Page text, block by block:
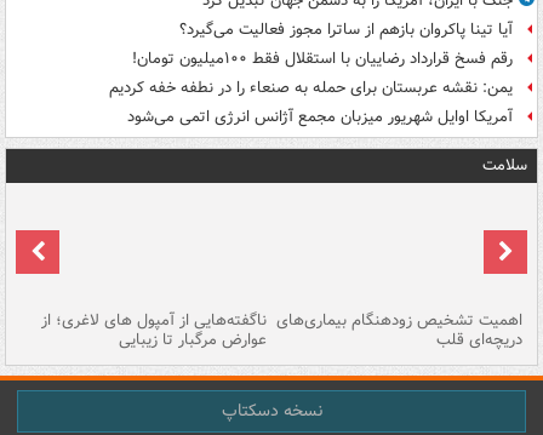
آیا تینا پاکروان بازهم از ساترا مجوز فعالیت می‌گیرد؟
رقم فسخ قرارداد رضاییان با استقلال فقط ۱۰۰میلیون تومان!
یمن: نقشه عربستان برای حمله به صنعاء را در نطفه خفه کردیم
آمریکا اوایل شهریور میزبان مجمع آژانس انرژی اتمی می‌شود
سلامت
اهمیت تشخیص زودهنگام بیماری‌های
دریچه‌ای قلب
ناگفته‌هایی از آمپول های لاغری؛ از
عوارض مرگبار تا زیبایی
نسخه دسکتاپ